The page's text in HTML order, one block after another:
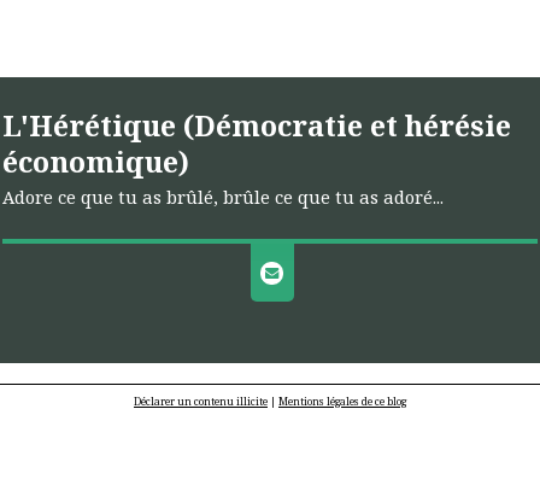
L'Hérétique (Démocratie et hérésie
économique)
Adore ce que tu as brûlé, brûle ce que tu as adoré...
Déclarer un contenu illicite | Mentions légales de ce blog